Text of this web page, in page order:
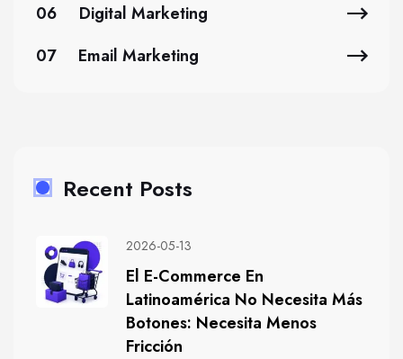
06
Digital Marketing
07
Email Marketing
Recent Posts
2026-05-13
El E-Commerce En
Latinoamérica No Necesita Más
Botones: Necesita Menos
Fricción